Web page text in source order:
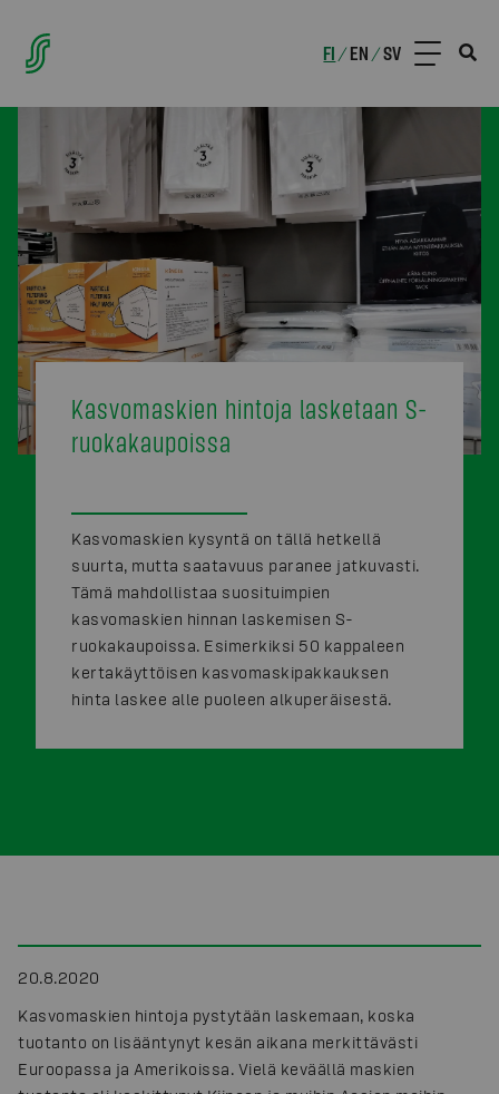
FI /EN /SV
Kasvomaskien hintoja lasketaan S-
ruokakaupoissa
Kasvomaskien kysyntä on tällä hetkellä
suurta, mutta saatavuus paranee jatkuvasti.
Tämä mahdollistaa suosituimpien
kasvomaskien hinnan laskemisen S-
ruokakaupoissa. Esimerkiksi 50 kappaleen
kertakäyttöisen kasvomaskipakkauksen
hinta laskee alle puoleen alkuperäisestä.
20.8.2020
Kasvomaskien hintoja pystytään laskemaan, koska
tuotanto on lisääntynyt kesän aikana merkittävästi
Euroopassa ja Amerikoissa. Vielä keväällä maskien